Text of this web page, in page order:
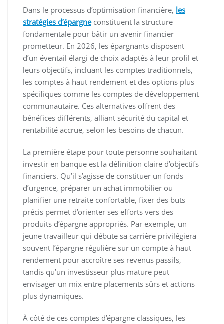
Dans le processus d’optimisation financière, les
stratégies d’épargneconstituent la structure
fondamentale pour bâtir un avenir financier
prometteur. En 2026, les épargnants disposent
d’un éventail élargi de choix adaptés à leur profil et
leurs objectifs, incluant les comptes traditionnels,
les comptes à haut rendement et des options plus
spécifiques comme les comptes de développement
communautaire. Ces alternatives offrent des
bénéfices différents, alliant sécurité du capital et
rentabilité accrue, selon les besoins de chacun.
La première étape pour toute personne souhaitant
investir en banque est la définition claire d’objectifs
financiers. Qu’il s’agisse de constituer un fonds
d’urgence, préparer un achat immobilier ou
planifier une retraite confortable, fixer des buts
précis permet d’orienter ses efforts vers des
produits d’épargne appropriés. Par exemple, un
jeune travailleur qui débute sa carrière privilégiera
souvent l’épargne régulière sur un compte à haut
rendement pour accroître ses revenus passifs,
tandis qu’un investisseur plus mature peut
envisager un mix entre placements sûrs et actions
plus dynamiques.
À côté de ces comptes d’épargne classiques, les